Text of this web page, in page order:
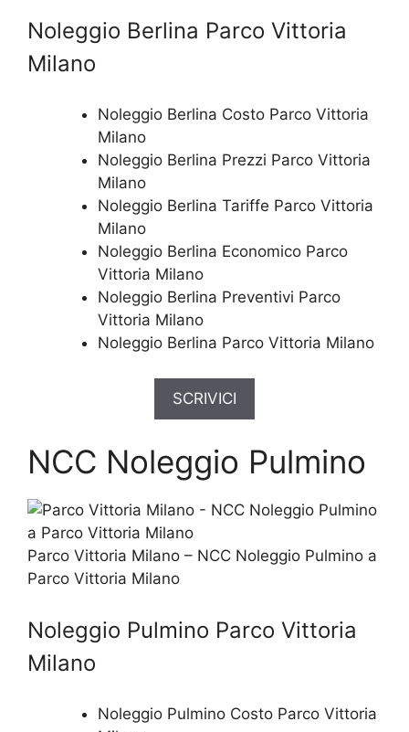
Noleggio Berlina Parco Vittoria
Milano
Noleggio Berlina Costo Parco Vittoria
Milano
Noleggio Berlina Prezzi Parco Vittoria
Milano
Noleggio Berlina Tariffe Parco Vittoria
Milano
Noleggio Berlina Economico Parco
Vittoria Milano
Noleggio Berlina Preventivi Parco
Vittoria Milano
Noleggio Berlina Parco Vittoria Milano
SCRIVICI
NCC Noleggio Pulmino
Parco Vittoria Milano – NCC Noleggio Pulmino a
Parco Vittoria Milano
Noleggio Pulmino Parco Vittoria
Milano
Noleggio Pulmino Costo Parco Vittoria